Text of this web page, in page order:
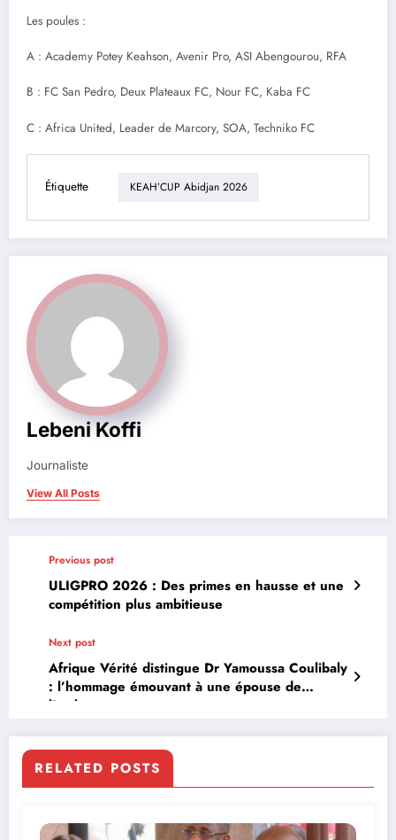
Les poules :
A : Academy Potey Keahson, Avenir Pro, ASI Abengourou, RFA
B : FC San Pedro, Deux Plateaux FC, Nour FC, Kaba FC
C : Africa United, Leader de Marcory, SOA, Techniko FC
Étiquette KEAH’CUP Abidjan 2026
Lebeni Koffi
Journaliste
View All Posts
Previous post
ULIGPRO 2026 : Des primes en hausse et une
compétition plus ambitieuse
Next post
Afrique Vérité distingue Dr Yamoussa Coulibaly
: l’hommage émouvant à une épouse de
l’ombre
RELATED POSTS